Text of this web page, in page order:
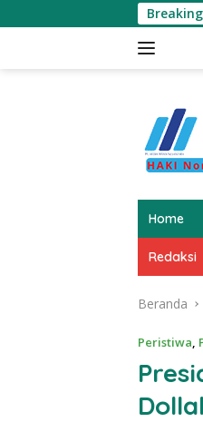
ke
Home
Redaksi
Beranda
Peristiwa,